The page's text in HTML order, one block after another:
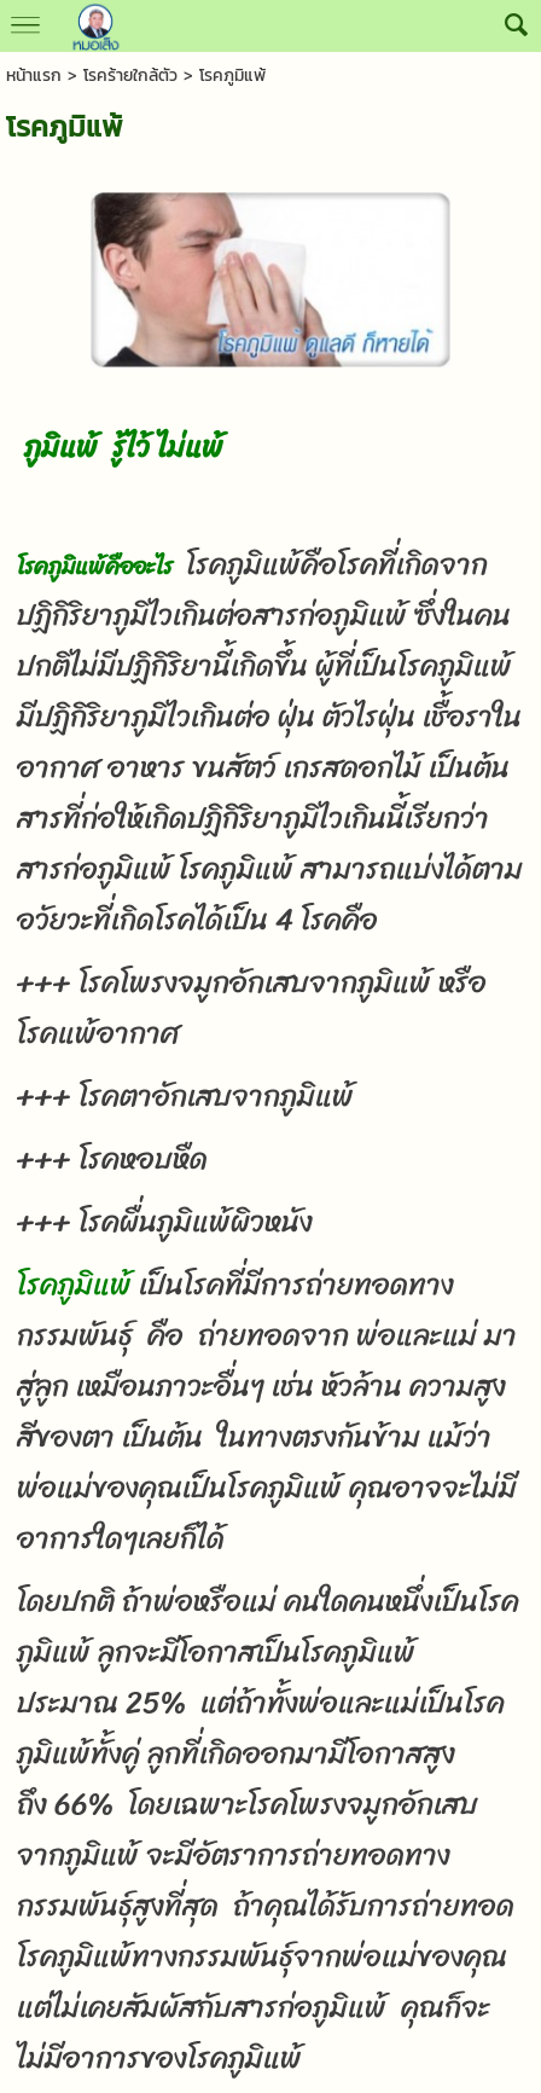
หน้าแรก > โรคร้ายใกล้ตัว> โรคภูมิแพ้
โรคภูมิแพ้
ภูมิแพ้ รู้ไว้ ไม่แพ้
โรคภูมิแพ้คืออะไร โรคภูมิแพ้คือโรคที่เกิดจาก
ปฏิกิริยาภูมิไวเกินต่อสารก่อภูมิแพ้ ซึ่งในคน
ปกติไม่มีปฏิกิริยานี้เกิดขึ้น ผู้ที่เป็นโรคภูมิแพ้
มีปฏิกิริยาภูมิไวเกินต่อ ฝุ่น ตัวไรฝุ่น เชื้อราใน
อากาศ อาหาร ขนสัตว์ เกรสดอกไม้ เป็นต้น
สารที่ก่อให้เกิดปฏิกิริยาภูมิไวเกินนี้เรียกว่า
สารก่อภูมิแพ้ โรคภูมิแพ้ สามารถแบ่งได้ตาม
อวัยวะที่เกิดโรคได้เป็น 4 โรคคือ
+++ โรคโพรงจมูกอักเสบจากภูมิแพ้ หรือ
โรคแพ้อากาศ
+++ โรคตาอักเสบจากภูมิแพ้
+++ โรคหอบหืด
+++ โรคผื่นภูมิแพ้ผิวหนัง
โรคภูมิแพ้เป็นโรคที่มีการถ่ายทอดทาง
กรรมพันธุ์ คือ ถ่ายทอดจาก พ่อและแม่ มา
สู่ลูก เหมือนภาวะอื่นๆ เช่น หัวล้าน ความสูง
สีของตา เป็นต้น ในทางตรงกันข้าม แม้ว่า
พ่อแม่ของคุณเป็นโรคภูมิแพ้ คุณอาจจะไม่มี
อาการใดๆเลยก็ได้
โดยปกติ ถ้าพ่อหรือแม่ คนใดคนหนึ่งเป็นโรค
ภูมิแพ้ ลูกจะมีโอกาสเป็นโรคภูมิแพ้
ประมาณ 25% แต่ถ้าทั้งพ่อและแม่เป็นโรค
ภูมิแพ้ทั้งคู่ ลูกที่เกิดออกมามีโอกาสสูง
ถึง 66% โดยเฉพาะโรคโพรงจมูกอักเสบ
จากภูมิแพ้ จะมีอัตราการถ่ายทอดทาง
กรรมพันธุ์สูงที่สุด ถ้าคุณได้รับการถ่ายทอด
โรคภูมิแพ้ทางกรรมพันธุ์จากพ่อแม่ของคุณ
แต่ไม่เคยสัมผัสกับสารก่อภูมิแพ้ คุณก็จะ
ไม่มีอาการของโรคภูมิแพ้